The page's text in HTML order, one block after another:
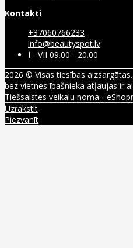
Kontakti
+37060766233
info@beautyspot.lv
I - VII 09.00 - 20.00
2026 © Visas tiesības
bez vietnes īpašnieka atļaujas ir
Tiešsaistes veikalu noma -
Uzrakstīt
Piezvanīt